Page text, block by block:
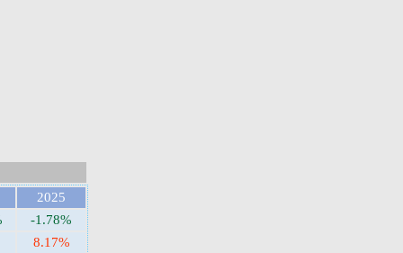
2025
-1.78%
8.17%